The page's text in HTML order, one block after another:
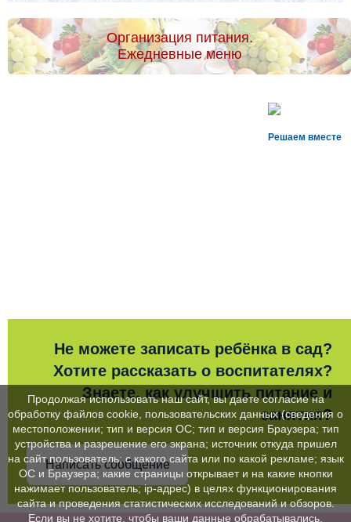
Организация питания.
Ежедневные меню
Решаем вместе
Не можете записать ребёнка в сад?
Хотите рассказать о воспитателях?
Знаете, как улучшить питание и
занятия?
Написать сообщение
Продолжая использовать наш сайт, вы даете согласие на
обработку файлов cookie, пользовательских данных (сведения о
местоположении; тип и версия ОС; тип и версия Браузера; тип
устройства и разрешение его экрана; источник откуда пришел
на сайт пользователь; с какого сайта или по какой рекламе; язык
ОС и Браузера; какие страницы открывает и на какие кнопки
нажимает пользователь; ip-адрес) в целях функционирования
сайта и проведения статистических исследований и обзоров.
Если вы не хотите, чтобы ваши данные обрабатывались,